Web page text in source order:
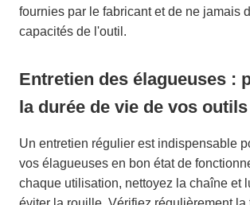
fournies par le fabricant et de ne jamais
capacités de l'outil.
Entretien des élagueuses :
la durée de vie de vos outils
Un entretien régulier est indispensable
vos élagueuses en bon état de
chaque utilisation, nettoyez la chaîne et